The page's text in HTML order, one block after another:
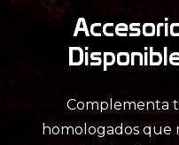
Complementa
homologados que